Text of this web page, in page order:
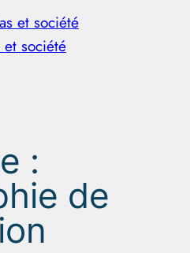
société
:
de